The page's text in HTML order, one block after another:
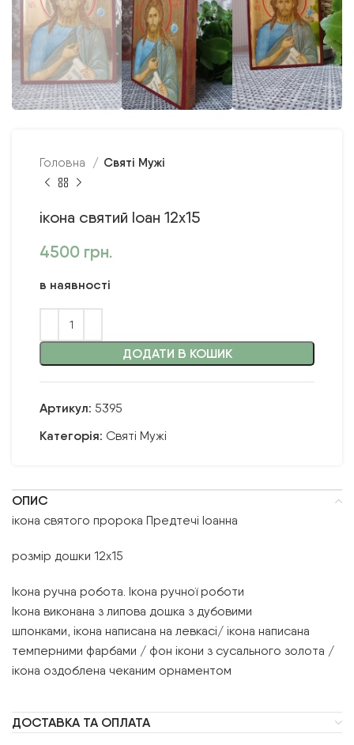
Головна Святі Мужі
ікона святий Іоан 12х15
4500 грн.
в наявності
ДОДАТИ В КОШИК
Артикул: 5395
Категорія: Святі Мужі
ОПИС
ікона святого пророка Предтечі Іоанна
розмір дошки 12х15
Ікона ручна робота. Ікона ручної роботи
Ікона виконана з липова дошка з дубовими
шпонками, ікона написана на левкасі/ ікона написана
темперними фарбами / фон ікони з сусального золота /
ікона оздоблена чеканим орнаментом
ДОСТАВКА ТА ОПЛАТА